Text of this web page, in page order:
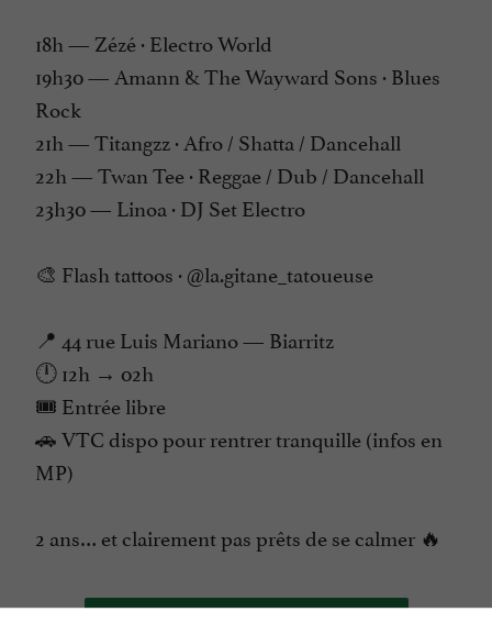
18h — Zézé · Electro World
19h30 — Amann & The Wayward Sons · Blues
Rock
21h — Titangzz · Afro / Shatta / Dancehall
22h — Twan Tee · Reggae / Dub / Dancehall
23h30 — Linoa · DJ Set Electro
🎨 Flash tattoos · @la.gitane_tatoueuse
📍 44 rue Luis Mariano — Biarritz
🕛 12h → 02h
🎟️ Entrée libre
🚗 VTC dispo pour rentrer tranquille (infos en
MP)
2 ans… et clairement pas prêts de se calmer 🔥